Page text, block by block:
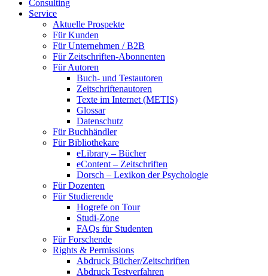
Consulting
Service
Aktuelle Prospekte
Für Kunden
Für Unternehmen / B2B
Für Zeitschriften-Abonnenten
Für Autoren
Buch- und Testautoren
Zeitschriftenautoren
Texte im Internet (METIS)
Glossar
Datenschutz
Für Buchhändler
Für Bibliothekare
eLibrary – Bücher
eContent – Zeitschriften
Dorsch – Lexikon der Psychologie
Für Dozenten
Für Studierende
Hogrefe on Tour
Studi-Zone
FAQs für Studenten
Für Forschende
Rights & Permissions
Abdruck Bücher/Zeitschriften
Abdruck Testverfahren